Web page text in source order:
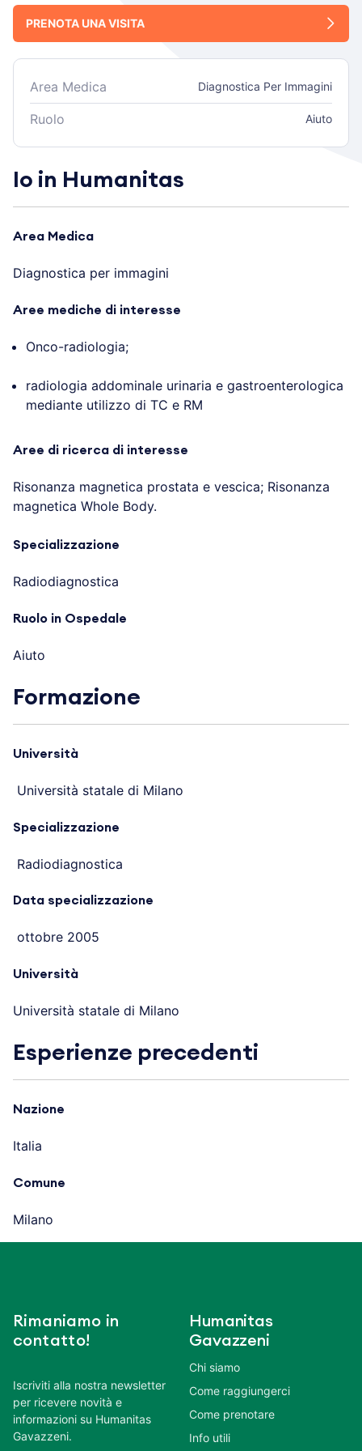
PRENOTA UNA VISITA
Area Medica Diagnostica Per Immagini
Ruolo Aiuto
Io in Humanitas
Area Medica
Diagnostica per immagini
Aree mediche di interesse
Onco-radiologia;
radiologia addominale urinaria e gastroenterologica
mediante utilizzo di TC e RM
Aree di ricerca di interesse
Risonanza magnetica prostata e vescica; Risonanza
magnetica Whole Body.
Specializzazione
Radiodiagnostica
Ruolo in Ospedale
Aiuto
Formazione
Università
Università statale di Milano
Specializzazione
Radiodiagnostica
Data specializzazione
ottobre 2005
Università
Università statale di Milano
Esperienze precedenti
Nazione
Italia
Comune
Milano
Rimaniamo in
contatto!
Iscriviti alla nostra newsletter
per ricevere novità e
informazioni su Humanitas
Gavazzeni.
Humanitas
Gavazzeni
Chi siamo
Come raggiungerci
Come prenotare
Info utili